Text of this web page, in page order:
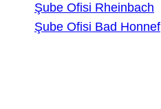
Şube Ofisi Rheinbach
Şube Ofisi Bad Honnef